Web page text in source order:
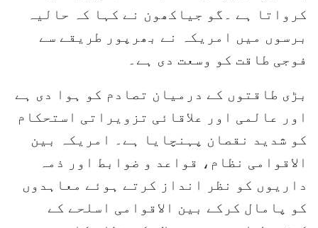
کرواتا ہے ۔گو جیاکھون نے کہا کہ حالیہ
برسوں میں امریکہ نے بھرپور طریقے سے
فوجی طاقت کو وسعت دی ہے۔
بڑی طاقتوں کے درمیان تصادم کو ہوا دی ہے
اور عالمی اور علاقائی تزویراتی استحکام
کو شدید نقصان پہنچایا ہے۔ امریکہ بین
الاقوامی نظام، قواعد و ضوابط اور ذمہ
داریوں کو نظر انداز کرتے ہوئے معاہدوں
کو پامال کرکے بین الاقوامی اسلحے کے